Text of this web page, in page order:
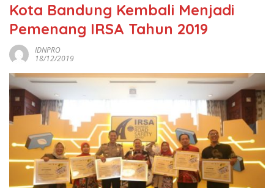
Kota Bandung Kembali Menjadi
Pemenang IRSA Tahun 2019
IDNPRO
18/12/2019